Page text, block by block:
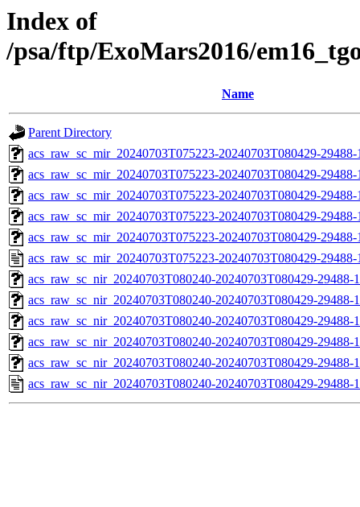
Index of
/psa/ftp/ExoMars2016/
Name
Parent Directory
acs_raw_sc_mir_20240703T075223-20240703T080429-
acs_raw_sc_mir_20240703T075223-20240703T080429-
acs_raw_sc_mir_20240703T075223-20240703T080429-
acs_raw_sc_mir_20240703T075223-20240703T080429-
acs_raw_sc_mir_20240703T075223-20240703T080429-
acs_raw_sc_mir_20240703T075223-20240703T080429-
acs_raw_sc_nir_20240703T080240-20240703T080429-
acs_raw_sc_nir_20240703T080240-20240703T080429-29488-
acs_raw_sc_nir_20240703T080240-20240703T080429-29488-
acs_raw_sc_nir_20240703T080240-20240703T080429-29488-
acs_raw_sc_nir_20240703T080240-20240703T080429-29488-
acs_raw_sc_nir_20240703T080240-20240703T080429-29488-